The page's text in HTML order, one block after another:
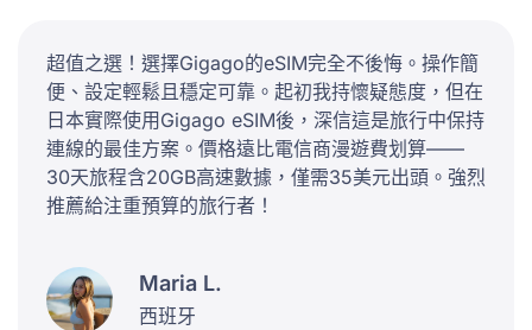
超值之選！選擇Gigago的eSIM完全不後悔。操作簡
便、設定輕鬆且穩定可靠。起初我持懷疑態度，但在
日本實際使用Gigago eSIM後，深信這是旅行中保持
連線的最佳方案。價格遠比電信商漫遊費划算——
30天旅程含20GB高速數據，僅需35美元出頭。強烈
推薦給注重預算的旅行者！
Maria L.
西班牙